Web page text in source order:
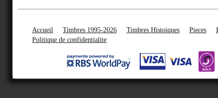
Accueil Timbres 1995-2026 Timbres Histoiques Pieces
Politique de confidentialite